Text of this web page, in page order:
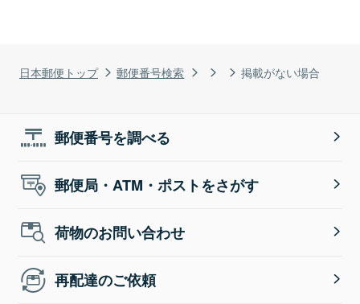
日本郵便トップ 郵便番号検索 掲載がない場合
郵便番号を調べる
郵便局・ATM・ポストをさがす
荷物のお問い合わせ
再配達のご依頼